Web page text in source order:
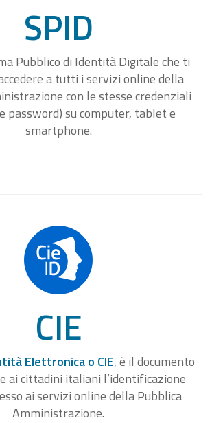
SPID
Pubblico di Identità Digitale che ti
a tutti i servizi online della
con le stesse credenziali
password) su computer, tablet e
smartphone.
CIE
Elettronica o CIE, è il documento
ai cittadini italiani l’identificazione
ai servizi online della Pubblica
Amministrazione.